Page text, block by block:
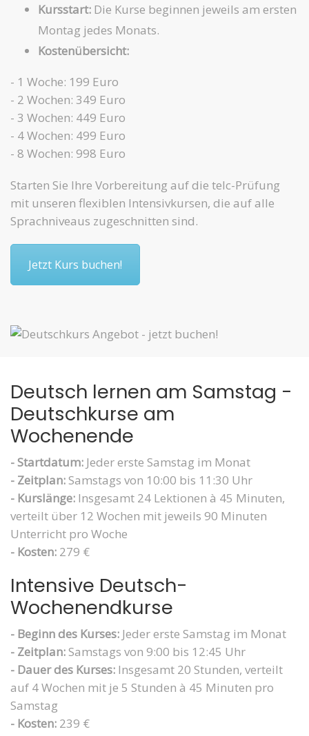
Kursstart:Die Kurse beginnen jeweils am ersten
Montag jedes Monats.
Kostenübersicht:
- 1 Woche: 199 Euro
- 2 Wochen: 349 Euro
- 3 Wochen: 449 Euro
- 4 Wochen: 499 Euro
- 8 Wochen: 998 Euro
Starten Sie Ihre Vorbereitung auf die telc-Prüfung
mit unseren flexiblen Intensivkursen, die auf alle
Sprachniveaus zugeschnitten sind.
Jetzt Kurs buchen!
Deutsch lernen am Samstag -
Deutschkurse am
Wochenende
- Startdatum: Jeder erste Samstag im Monat
- Zeitplan: Samstags von 10:00 bis 11:30 Uhr
- Kurslänge: Insgesamt 24 Lektionen à 45 Minuten,
verteilt über 12 Wochen mit jeweils 90 Minuten
Unterricht pro Woche
- Kosten: 279 €
Intensive Deutsch-
Wochenendkurse
- Beginn des Kurses: Jeder erste Samstag im Monat
- Zeitplan: Samstags von 9:00 bis 12:45 Uhr
- Dauer des Kurses: Insgesamt 20 Stunden, verteilt
auf 4 Wochen mit je 5 Stunden à 45 Minuten pro
Samstag
- Kosten: 239 €